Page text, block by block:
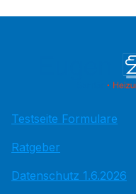
Testseite Formulare
Ratgeber
Datenschutz 1.6.2026